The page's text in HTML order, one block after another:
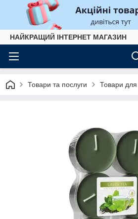
НАЙКРАЩИЙ ІНТЕРНЕТ МАГАЗИН
Товари та послуги Товари